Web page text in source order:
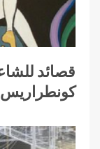
قصائد
كونطراريس